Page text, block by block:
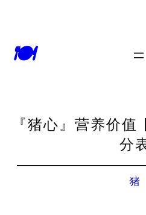
🍽
『猪心』营养价
分
猪